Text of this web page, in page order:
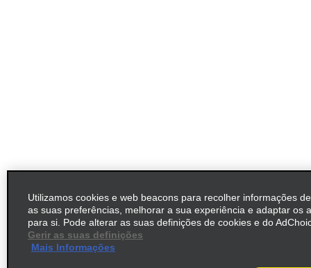
Utilizamos cookies e web beacons para recolher informações
as suas preferências, melhorar a sua experiência e adaptar os
para si. Pode alterar as suas definições de cookies e do
Gerir as suas definições
Mais Informações